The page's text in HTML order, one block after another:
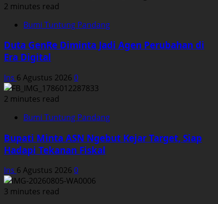
2 minutes read
Bumi Tuntung Pandang
Duta GenRe Diminta Jadi Agen Perubahan di
Era Digital
Ins 6 Agustus 2026 0
2 minutes read
Bumi Tuntung Pandang
Bupati Minta ASN Ngebut Kejar Target, Siap
Hadapi Tekanan Fiskal
Ins 6 Agustus 2026 0
3 minutes read